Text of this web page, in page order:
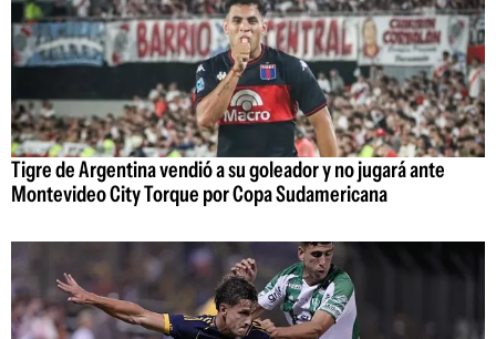
Tigre de Argentina vendió a su goleador y no jugará ante
Montevideo City Torque por Copa Sudamericana